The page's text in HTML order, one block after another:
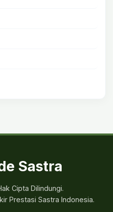
Sastra
Cipta Dilindungi.
Prestasi Sastra Indonesia.